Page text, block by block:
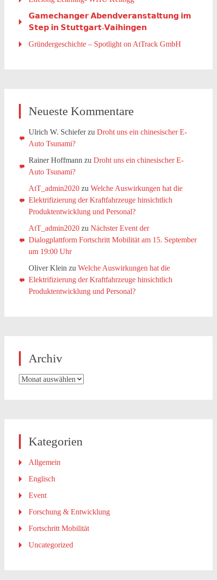
𝗚𝗮𝗺𝗲𝗰𝗵𝗮𝗻𝗴𝗲𝗿 𝗔𝗯𝗲𝗻𝗱𝘃𝗲𝗿𝗮𝗻𝘀𝘁𝗮𝗹𝘁𝘂𝗻𝗴 𝗶𝗺
𝗦𝘁𝗲𝗽 𝗶𝗻 𝗦𝘁𝘂𝘁𝘁𝗴𝗮𝗿𝘁-𝗩𝗮𝗶𝗵𝗶𝗻𝗴𝗲𝗻
Gründergeschichte – Spotlight on AtTrack GmbH
Neueste Kommentare
Ulrich W. Schieferzu Droht uns ein chinesischer E-
Auto Tsunami?
Rainer Hoffmann zu Droht uns ein chinesischer E-
Auto Tsunami?
AtT_admin2020zu Welche Auswirkungen hat die
Elektrifizierung der Kraftfahrzeuge hinsichtlich
Produktentwicklung und Personal?
AtT_admin2020zu Nächster Event der
Dialogplattform Fortschritt Mobilität am 15. September
um 19:00 Uhr
Oliver Klein zu Welche Auswirkungen hat die
Elektrifizierung der Kraftfahrzeuge hinsichtlich
Produktentwicklung und Personal?
Archiv
Archiv
Kategorien
Allgemein
Englisch
Event
Forschung & Entwicklung
Fortschritt Mobilität
Uncategorized